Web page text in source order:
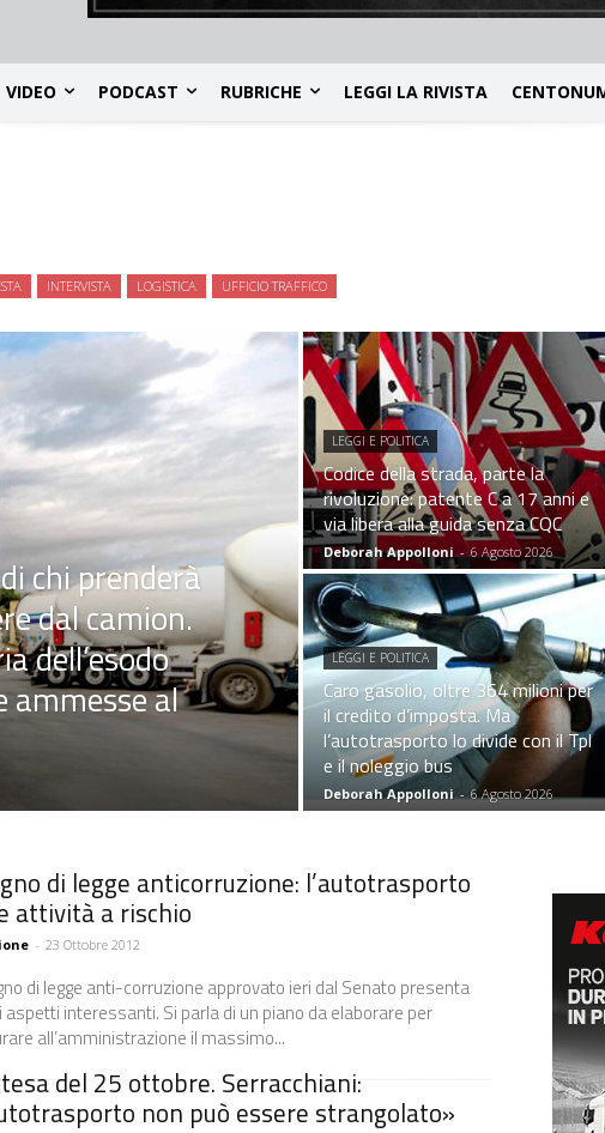
VIDEO PODCAST RUBRICHE LEGGI LA RIVISTA
INTERVISTA LOGISTICA UFFICIO TRAFFICO
chi prenderà
dal camion.
dell’esodo
ammesse al
LEGGI E POLITICA
Codice della strada, parte la
rivoluzione: patente C a 17 anni e
via libera alla guida senza CQC
Deborah Appolloni - 6 Agosto 2026
LEGGI E POLITICA
Caro gasolio, oltre 364 milioni per
il credito d’imposta. Ma
l’autotrasporto lo divide con il Tpl
e il noleggio bus
Deborah Appolloni - 6 Agosto 2026
di legge anticorruzione: l’autotrasporto
attività a rischio
- 23 Ottobre 2012
di legge anti-corruzione approvato ieri dal Senato presenta
aspetti interessanti. Si parla di un piano da elaborare per
all’amministrazione il massimo...
del 25 ottobre. Serracchiani:
non può essere strangolato»